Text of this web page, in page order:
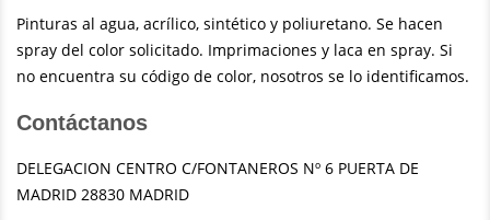
Pinturas al agua, acrílico, sintético y poliuretano. Se hacen
spray del color solicitado. Imprimaciones y laca en spray. Si
no encuentra su código de color, nosotros se lo identificamos.
Contáctanos
DELEGACION CENTRO C/FONTANEROS Nº 6 PUERTA DE
MADRID 28830 MADRID